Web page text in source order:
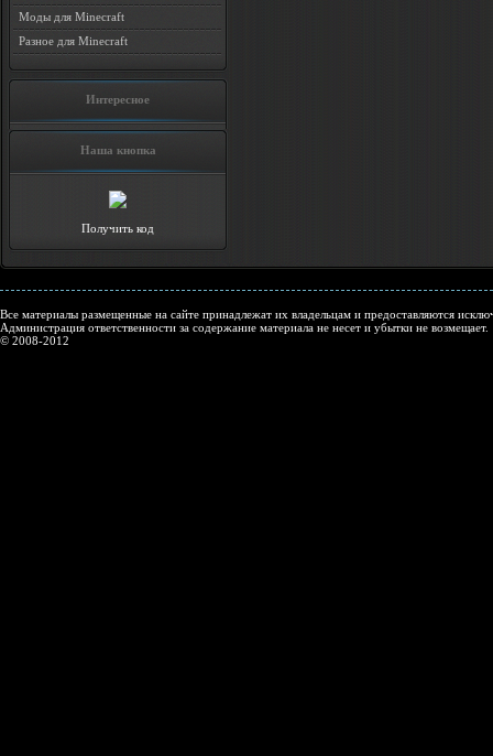
Моды для Minecraft
Разное для Minecraft
Интересное
Наша кнопка
Получить код
Все материалы размещенные на сайте принадлежат их владельцам и предоставляются
Администрация ответственности за содержание материала не несет и убытки не возмещает.
© 2008-2012